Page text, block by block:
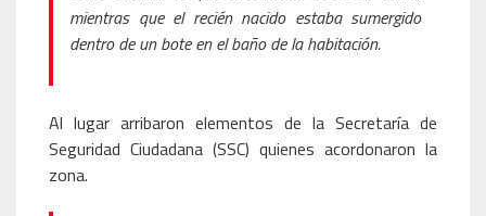
mientras que el recién nacido estaba sumergido
dentro de un bote en el baño de la habitación.
Al lugar arribaron elementos de la Secretaría de
Seguridad Ciudadana (SSC) quienes acordonaron la
zona.